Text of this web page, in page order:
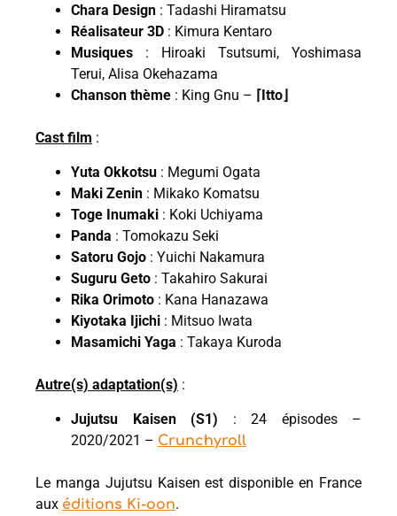
Chara Design : Tadashi Hiramatsu
Réalisateur 3D : Kimura Kentaro
Musiques : Hiroaki Tsutsumi, Yoshimasa
Terui, Alisa Okehazama
Chanson thème : King Gnu – ⌈Itto⌋
Cast film :
Yuta Okkotsu : Megumi Ogata
Maki Zenin : Mikako Komatsu
Toge Inumaki : Koki Uchiyama
Panda : Tomokazu Seki
Satoru Gojo : Yuichi Nakamura
Suguru Geto : Takahiro Sakurai
Rika Orimoto : Kana Hanazawa
Kiyotaka Ijichi : Mitsuo Iwata
Masamichi Yaga : Takaya Kuroda
Autre(s) adaptation(s) :
Jujutsu Kaisen (S1) : 24 épisodes –
2020/2021 – Crunchyroll
Le manga Jujutsu Kaisen est disponible en France
aux éditions Ki-oon.